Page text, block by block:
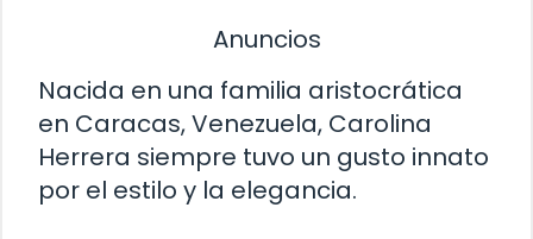
Anuncios
Nacida en una familia aristocrática
en Caracas, Venezuela, Carolina
Herrera siempre tuvo un gusto innato
por el estilo y la elegancia.